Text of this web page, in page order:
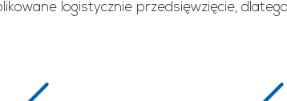
logistycznie przedsięwzięcie, dlatego